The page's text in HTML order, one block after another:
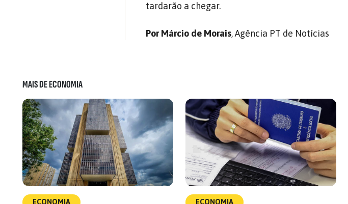
tardarão a chegar.
Por Márcio de Morais, Agência PT de Notícias
MAIS DE ECONOMIA
ECONOMIA ECONOMIA